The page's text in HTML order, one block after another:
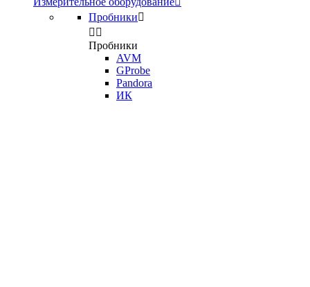
Пробники
 
Пробники
AVM
GProbe
Pandora
ИК